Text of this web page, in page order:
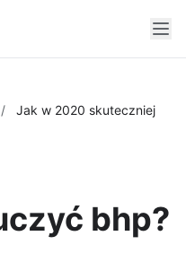
/
Jak w 2020 skuteczniej
bhp?